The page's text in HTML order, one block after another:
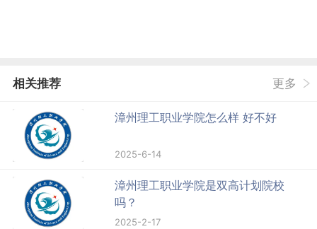
相关推荐 更多
漳州理工职业学院怎么样 好不好
2025-6-14
漳州理工职业学院是双高计划院校
吗？
2025-2-17